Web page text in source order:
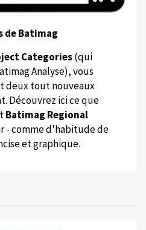
de Batimag
Categories(qui
Analyse), vous
deux tout nouveaux
Découvrez ici ce que
Batimag Regional
- comme d'habitude de
et graphique.